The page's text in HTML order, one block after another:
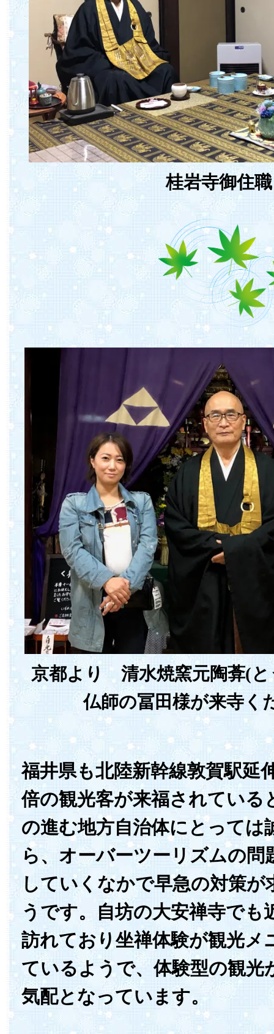
桂岩寺御住
京都より 清水焼窯元陶葊(と
仏師の冨田様が来寺く
福井県も北陸新幹線敦賀駅延
倍の観光客が来福されている
の進む地方自治体にとっては
ら、オーバーツーリズムの問
していくなかで早急の対策
うです。自坊の大安禅寺でも
訪れており坐禅体験が観光メ
ているようで、体験型の観光
気配となっています。